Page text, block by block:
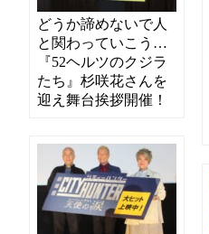
どうか諦めないで人
と関わっていこう…
『52ヘルツのクジラ
たち』杉咲花さんを
迎え舞台挨拶開催！